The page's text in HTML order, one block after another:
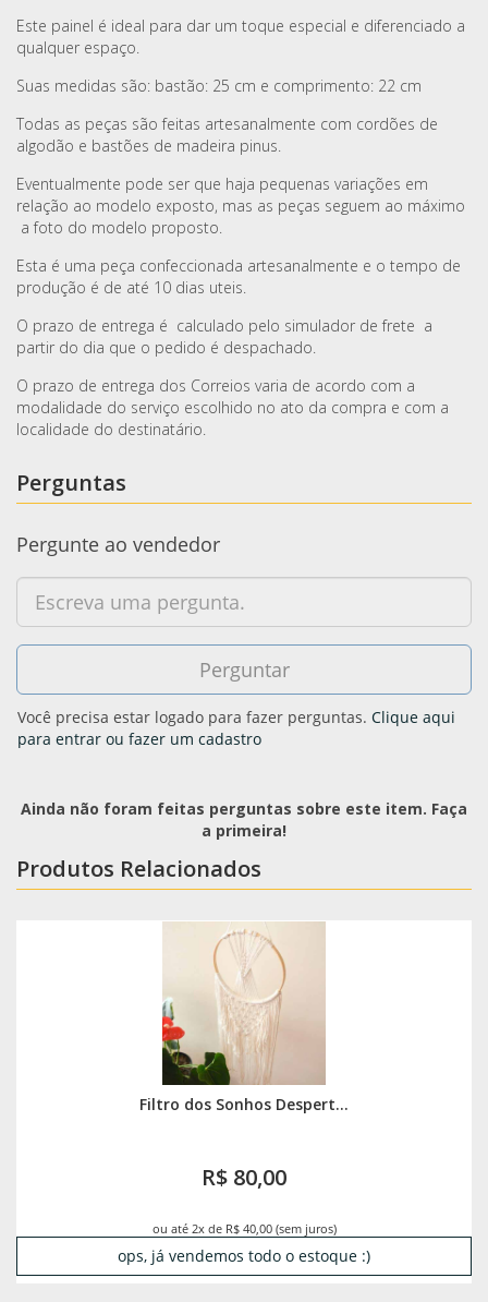
Este painel é ideal para dar um toque especial e diferenciado a
qualquer espaço.
Suas medidas são: bastão: 25 cm e comprimento: 22 cm
Todas as peças são feitas artesanalmente com cordões de
algodão e bastões de madeira pinus.
Eventualmente pode ser que haja pequenas variações em
relação ao modelo exposto, mas as peças seguem ao máximo
a foto do modelo proposto.
Esta é uma peça confeccionada artesanalmente e o tempo de
produção é de até 10 dias uteis.
O prazo de entrega é calculado pelo simulador de frete a
partir do dia que o pedido é despachado.
O prazo de entrega dos Correios varia de acordo com a
modalidade do serviço escolhido no ato da compra e com a
localidade do destinatário.
Perguntas
Pergunte ao vendedor
Você precisa estar logado para fazer perguntas. Clique aqui
para entrar ou fazer um cadastro
Ainda não foram feitas perguntas sobre este item. Faça
a primeira!
Produtos Relacionados
Filtro dos Sonhos Despert...
R$ 80,00
ou até 2x de R$ 40,00 (sem juros)
ops, já vendemos todo o estoque :)